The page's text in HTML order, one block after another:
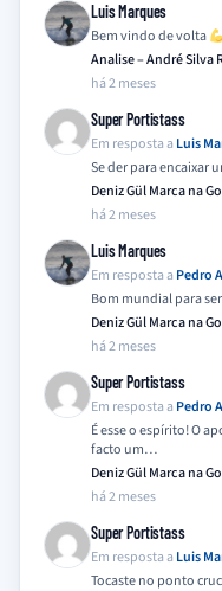
Luis Marques
Bem vindo de volta
Analise – André Silva
há 2 meses
Super Portistass
Em resposta a Luis
Se der para encaixar
Deniz Gül Marca na
há 2 meses
Luis Marques
Em resposta a Pedro
Bom mundial para
Deniz Gül Marca na
há 2 meses
Super Portistass
Em resposta a Pedro
É esse o espírito! O
facto um…
Deniz Gül Marca na
há 2 meses
Super Portistass
Em resposta a Luis
Tocaste no ponto